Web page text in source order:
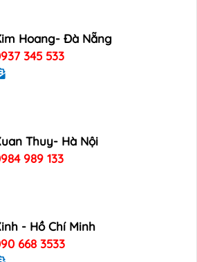
Hoang- Đà Nẵng
345 533
Thuy- Hà Nội
989 133
- Hồ Chí Minh
668 3533